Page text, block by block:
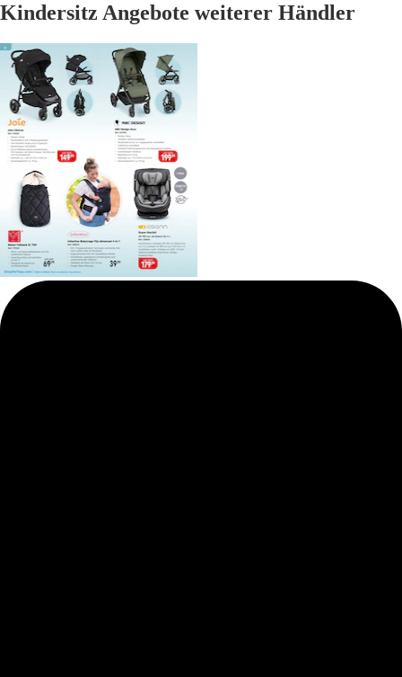
Kindersitz Angebote weiterer Händler